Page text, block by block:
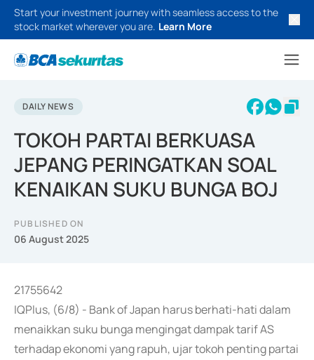
Start your investment journey with seamless access to the
stock market wherever you are. Learn More
DAILY NEWS
TOKOH PARTAI BERKUASA
JEPANG PERINGATKAN SOAL
KENAIKAN SUKU BUNGA BOJ
PUBLISHED ON
06 August 2025
21755642
IQPlus, (6/8) - Bank of Japan harus berhati-hati dalam
menaikkan suku bunga mengingat dampak tarif AS
terhadap ekonomi yang rapuh, ujar tokoh penting partai